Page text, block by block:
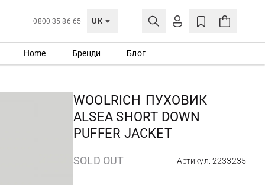
0800 35 86 65 UK
МОЯ ОБЛІКІВКА
Ще не зареєстровані?
СТВОРИТИ ОБЛІКІВКУ
Home Бренди Блог
WOOLRICH ПУХОВИК
ALSEA SHORT DOWN
PUFFER JACKET
SOLD OUT Артикул: 2233235